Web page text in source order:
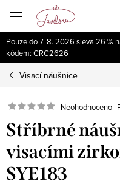
obsah
Pouze do 7. 8. 2026 sleva 26 %
kódem: CRC2626
Visací náušnice
Neohodnoceno
Stříbrné
visacími
SYE183